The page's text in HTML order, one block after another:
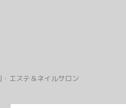
エステ＆ネイルサロン